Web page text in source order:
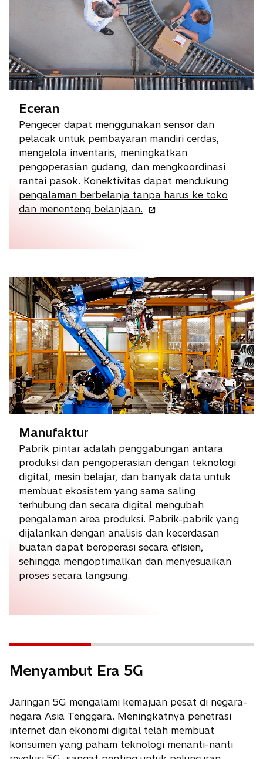
Eceran
Pengecer dapat menggunakan sensor dan
pelacak untuk pembayaran mandiri cerdas,
mengelola inventaris, meningkatkan
pengoperasian gudang, dan mengkoordinasi
rantai pasok. Konektivitas dapat mendukung
pengalaman berbelanja tanpa harus ke toko
dan menenteng belanjaan.
i
n
a
n
e
w
t
a
b
Manufaktur
Pabrik pintaradalah penggabungan antara
produksi dan pengoperasian dengan teknologi
digital, mesin belajar, dan banyak data untuk
membuat ekosistem yang sama saling
terhubung dan secara digital mengubah
pengalaman area produksi. Pabrik-pabrik yang
dijalankan dengan analisis dan kecerdasan
buatan dapat beroperasi secara efisien,
sehingga mengoptimalkan dan menyesuaikan
proses secara langsung.
Menyambut Era 5G
Jaringan 5G mengalami kemajuan pesat di negara-
negara Asia Tenggara. Meningkatnya penetrasi
internet dan ekonomi digital telah membuat
konsumen yang paham teknologi menanti-nanti